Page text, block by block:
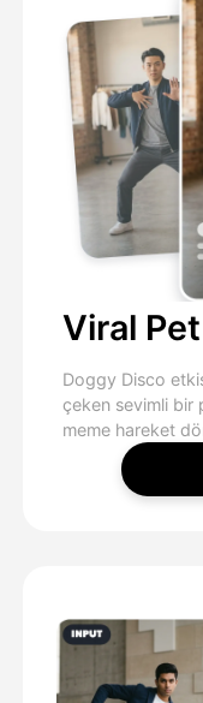
Viral
Doggy Disco
çeken sevimli bir
meme hareket